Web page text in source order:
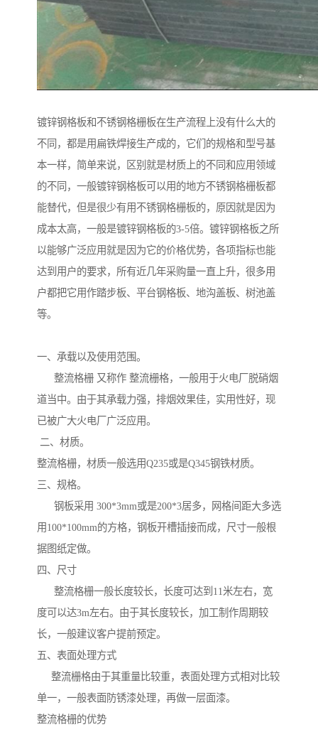
镀锌钢格板和不锈钢格栅板在生产流程上没有什么大的
不同，都是用扁铁焊接生产成的，它们的规格和型号基
本一样，简单来说，区别就是材质上的不同和应用领域
的不同，一般镀锌钢格板可以用的地方不锈钢格栅板都
能替代，但是很少有用不锈钢格栅板的，原因就是因为
成本太高，一般是镀锌钢格板的3-5倍。镀锌钢格板之所
以能够广泛应用就是因为它的价格优势，各项指标也能
达到用户的要求，所有近几年采购量一直上升，很多用
户都把它用作踏步板、平台钢格板、地沟盖板、树池盖
等。
一、承载以及使用范围。
整流格栅 又称作 整流栅格，一般用于火电厂脱硝烟
道当中。由于其承载力强，排烟效果佳，实用性好，现
已被广大火电厂广泛应用。
二、材质。
整流格栅，材质一般选用Q235或是Q345钢铁材质。
三、规格。
钢板采用 300*3mm或是200*3居多，网格间距大多选
用100*100mm的方格，钢板开槽插接而成，尺寸一般根
据图纸定做。
四、尺寸
整流格栅一般长度较长，长度可达到11米左右，宽
度可以达3m左右。由于其长度较长，加工制作周期较
长，一般建议客户提前预定。
五、表面处理方式
整流栅格由于其重量比较重，表面处理方式相对比较
单一，一般表面防锈漆处理，再做一层面漆。
整流格栅的优势